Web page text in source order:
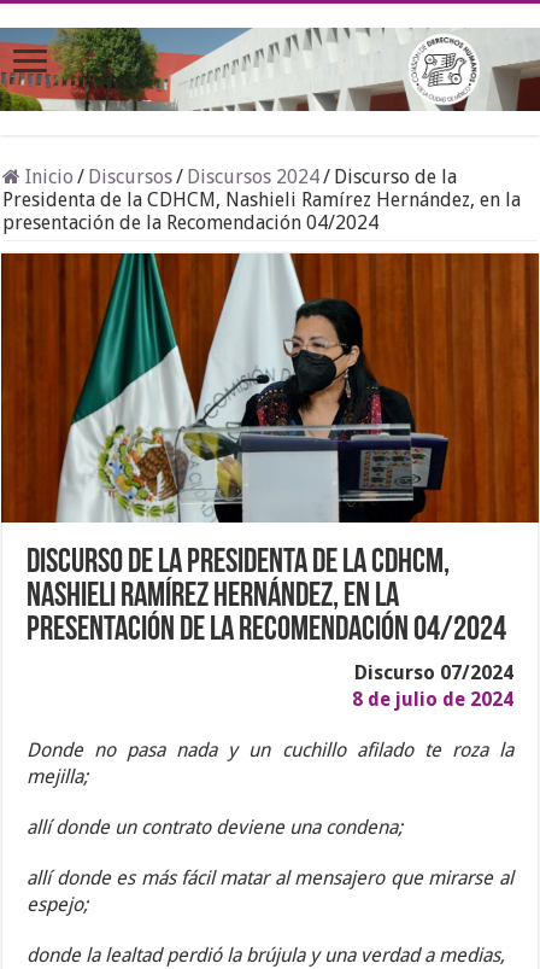
Inicio / Discursos/ Discursos 2024/ Discurso de la
Presidenta de la CDHCM, Nashieli Ramírez Hernández, en la
presentación de la Recomendación 04/2024
Discurso de la Presidenta de la CDHCM,
Nashieli Ramírez Hernández, en la
presentación de la Recomendación 04/2024
Discurso 07/2024
8 de julio de 2024
Donde no pasa nada y un cuchillo afilado te roza la
mejilla;
allí donde un contrato deviene una condena;
allí donde es más fácil matar al mensajero que mirarse al
espejo;
donde la lealtad perdió la brújula y una verdad a medias,